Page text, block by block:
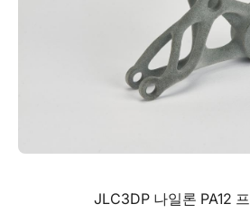
JLC3DP 나일론 PA12